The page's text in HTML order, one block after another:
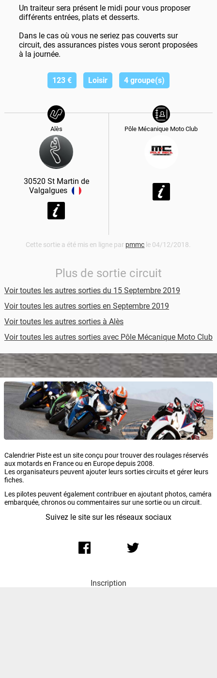
Un traiteur sera présent le midi pour vous proposer
différents entrées, plats et desserts.
Dans le cas où vous ne seriez pas couverts sur
circuit, des assurances pistes vous seront proposées
à la journée.
123 € Loisir 4 groupe(s)
Alès
30520 St Martin de
Valgalgues
Pôle Mécanique Moto Club
Cette sortie a été mis en ligne par pmmc le 04/12/2018.
Plus de sortie circuit
Voir toutes les autres sorties du 15 Septembre 2019
Voir toutes les autres sorties en Septembre 2019
Voir toutes les autres sorties à Alès
Voir toutes les autres sorties avec Pôle Mécanique Moto Club
Calendrier Piste est un site conçu pour trouver des roulages réservés
aux motards en France ou en Europe depuis 2008.
Les organisateurs peuvent ajouter leurs sorties circuits et gérer leurs
fiches.
Les pilotes peuvent également contribuer en ajoutant photos, caméra
embarquée, chronos ou commentaires sur une sortie ou un circuit.
Suivez le site sur les réseaux sociaux
Inscription